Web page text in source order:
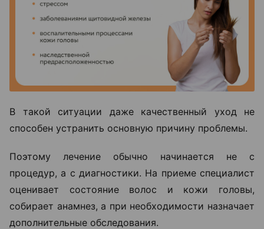
В такой ситуации даже качественный уход не
способен устранить основную причину проблемы.
Поэтому лечение обычно начинается не с
процедур, а с диагностики. На приеме специалист
оценивает состояние волос и кожи головы,
собирает анамнез, а при необходимости назначает
дополнительные обследования.